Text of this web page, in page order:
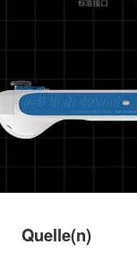
Quelle(n)